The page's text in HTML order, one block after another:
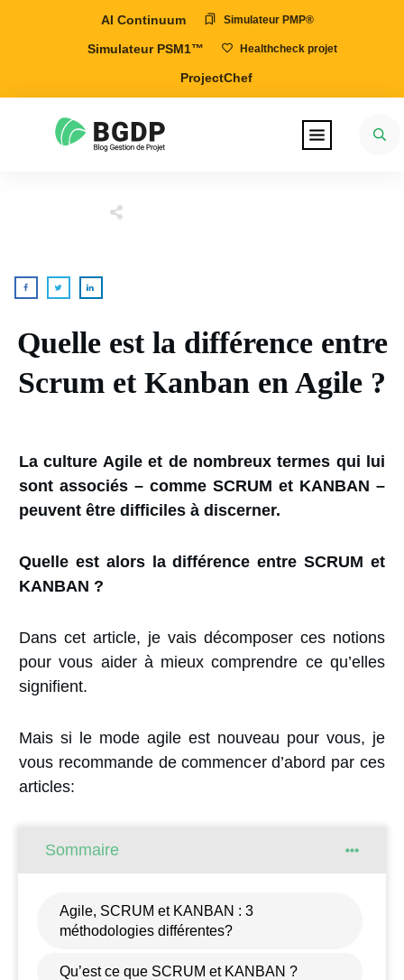
AI Continuum Simulateur PMP®
Simulateur PSM1™ Healthcheck projet
ProjectChef
Quelle est la différence entre
Scrum et Kanban en Agile ?
La culture Agile et de nombreux termes qui lui
sont associés – comme SCRUM et KANBAN –
peuvent être difficiles à discerner.
Quelle est alors la différence entre SCRUM et
KANBAN ?
Dans cet article, je vais décomposer ces notions
pour vous aider à mieux comprendre ce qu’elles
signifient.
Mais si le mode agile est nouveau pour vous, je
vous recommande de commencer d’abord par ces
articles:
Sommaire
Agile, SCRUM et KANBAN : 3
méthodologies différentes?
Qu’est ce que SCRUM et KANBAN ?